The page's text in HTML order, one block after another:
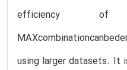
efficiency of
using larger datasets.